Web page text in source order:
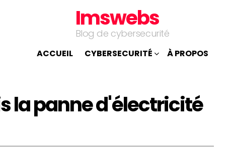
Imswebs
Blog de cybersecurité
ACCUEIL CYBERSECURITÉ À PROPOS
la panne d'électricité